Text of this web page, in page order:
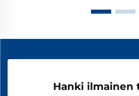
Hanki ilmainen